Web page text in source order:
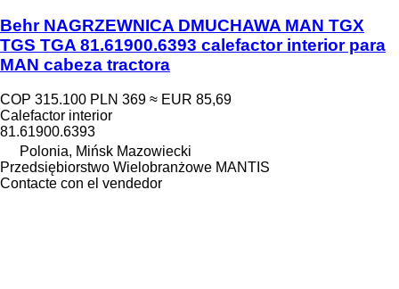
Behr NAGRZEWNICA DMUCHAWA MAN TGX
TGS TGA 81.61900.6393 calefactor interior para
MAN cabeza tractora
COP 315.100 PLN 369 ≈ EUR 85,69
Calefactor interior
81.61900.6393
Polonia, Mińsk Mazowiecki
Przedsiębiorstwo Wielobranżowe MANTIS
Contacte con el vendedor